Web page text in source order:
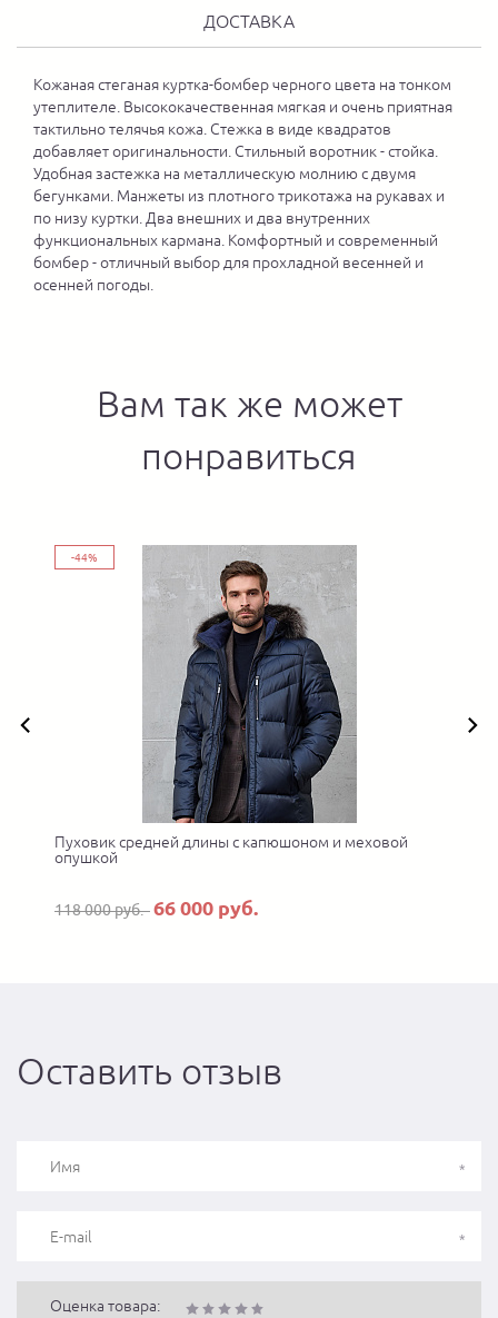
ДОСТАВКА
Кожаная стеганая куртка-бомбер черного цвета на тонком
утеплителе. Высококачественная мягкая и очень приятная
тактильно телячья кожа. Стежка в виде квадратов
добавляет оригинальности. Стильный воротник - стойка.
Удобная застежка на металлическую молнию с двумя
бегунками. Манжеты из плотного трикотажа на рукавах и
по низу куртки. Два внешних и два внутренних
функциональных кармана. Комфортный и современный
бомбер - отличный выбор для прохладной весенней и
осенней погоды.
Вам так же может
понравиться
-44%
Пуховик средней длины с капюшоном и меховой
опушкой
118 000 руб.66 000 руб.
Оставить отзыв
Оценка товара: